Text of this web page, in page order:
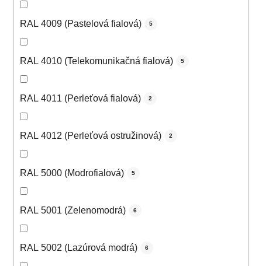
RAL 4009 (Pastelová fialová) 5
RAL 4010 (Telekomunikačná fialová) 5
RAL 4011 (Perleťová fialová) 2
RAL 4012 (Perleťová ostružinová) 2
RAL 5000 (Modrofialová) 5
RAL 5001 (Zelenomodrá) 6
RAL 5002 (Lazúrová modrá) 6